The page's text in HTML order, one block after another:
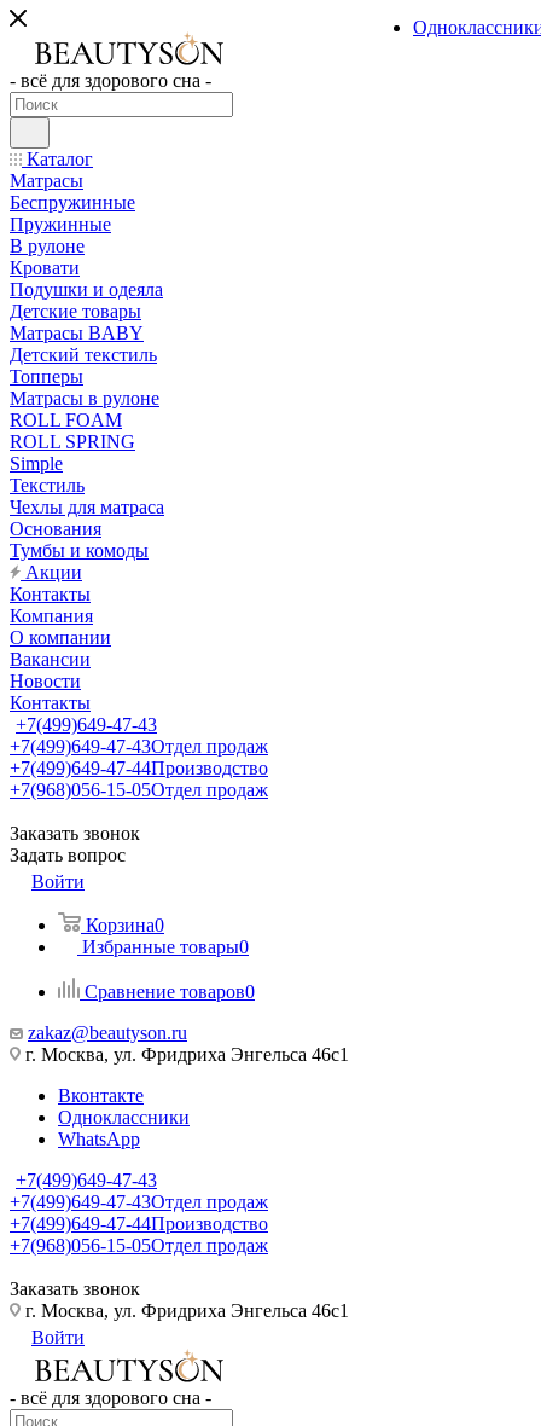
- всё для здорового сна -
Каталог
Матрасы
Беспружинные
Пружинные
В рулоне
Кровати
Подушки и одеяла
Детские товары
Матрасы BABY
Детский текстиль
Топперы
Матрасы в рулоне
ROLL FOAM
ROLL SPRING
Simple
Текстиль
Чехлы для матраса
Основания
Тумбы и комоды
Акции
Контакты
Компания
О компании
Вакансии
Новости
Контакты
+7(499)649-47-43
+7(499)649-47-43Отдел продаж
+7(499)649-47-44Производство
+7(968)056-15-05Отдел продаж
Заказать звонок
Задать вопрос
Войти
Корзина0
Избранные товары0
Сравнение товаров0
zakaz@beautyson.ru
г. Москва, ул. Фридриха Энгельса 46с1
Вконтакте
Одноклассники
WhatsApp
+7(499)649-47-43
+7(499)649-47-43Отдел продаж
+7(499)649-47-44Производство
+7(968)056-15-05Отдел продаж
Заказать звонок
г. Москва, ул. Фридриха Энгельса 46с1
Войти
- всё для здорового сна -